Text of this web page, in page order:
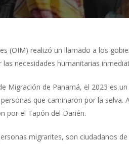
(OIM) realizó un llamado a los
necesidades humanitarias
Migración de Panamá, el 2023 es
que caminaron por la
por el Tapón del Darién.
migrantes, son ciudadanos de